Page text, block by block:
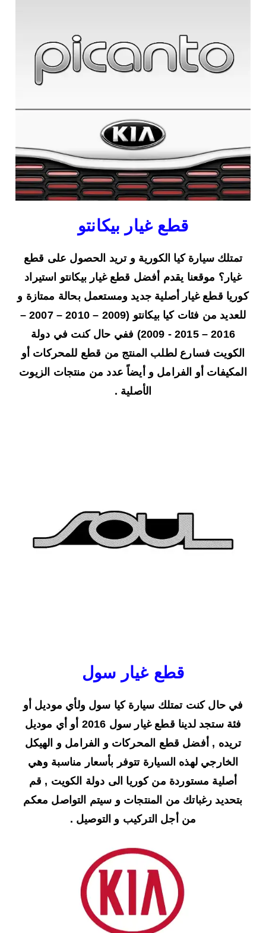
قطع غيار بيكانتو
تمتلك سيارة كيا الكورية و تريد الحصول على قطع
غيار؟ موقعنا يقدم أفضل قطع غيار بيكانتو استيراد
كوريا قطع غيار أصلية جديد ومستعمل بحالة ممتازة و
للعديد من فئات كيا بيكانتو (2009 – 2010 – 2007 –
2016 – 2015 - 2009) ففي حال كنت في دولة
الكويت فسارع لطلب المنتج من قطع للمحركات أو
المكيفات أو الفرامل و أيضاً عدد من منتجات الزيوت
الأصلية .
قطع غيار سول
في حال كنت تمتلك سيارة كيا سول ولأي موديل أو
فئة ستجد لدينا قطع غيار سول 2016 أو أي موديل
تريده , أفضل قطع المحركات و الفرامل و الهيكل
الخارجي لهذه السيارة تتوفر بأسعار مناسبة وهي
أصلية مستوردة من كوريا الى دولة الكويت , قم
بتحديد رغباتك من المنتجات و سيتم التواصل معكم
من أجل التركيب و التوصيل .